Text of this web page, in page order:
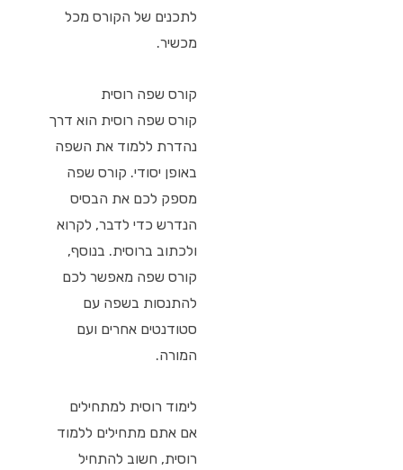
לתכנים של הקורס מכל
מכשיר.
קורס שפה רוסית
קורס שפה רוסית הוא דרך
נהדרת ללמוד את השפה
באופן יסודי. קורס שפה
מספק לכם את הבסיס
הנדרש כדי לדבר, לקרוא
ולכתוב ברוסית. בנוסף,
קורס שפה מאפשר לכם
להתנסות בשפה עם
סטודנטים אחרים ועם
המורה.
לימוד רוסית למתחילים
אם אתם מתחילים ללמוד
רוסית, חשוב להתחיל